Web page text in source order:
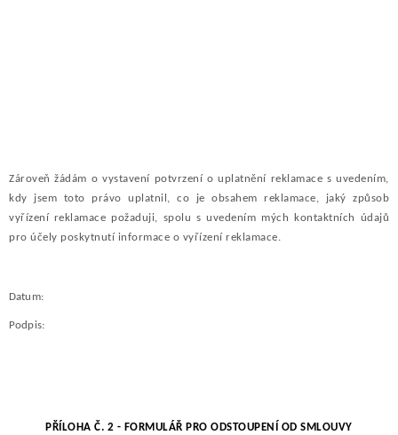
Zároveň žádám o vystavení potvrzení o uplatnění reklamace s uvedením,
kdy jsem toto právo uplatnil, co je obsahem reklamace, jaký způsob
vyřízení reklamace požaduji, spolu s uvedením mých kontaktních údajů
pro účely poskytnutí informace o vyřízení reklamace.
Datum:
Podpis:
PŘÍLOHA Č. 2 - FORMULÁŘ PRO ODSTOUPENÍ OD SMLOUVY